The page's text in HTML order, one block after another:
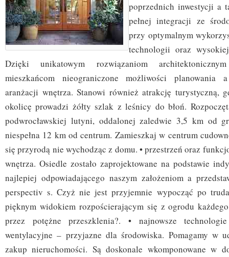
poprzednich inwestycji a
pełnej integracji ze
przy optymalnym
technologii oraz
Dzięki unikatowym rozwiązaniom
mieszkańcom nieograniczone możliwości planowania
aranżacji wnętrza. Stanowi również atrakcję turystyczną,
okolicę prowadzi żółty szlak z leśnicy do błoń.
podwrocławskiej lutyni, oddalonej zaledwie 3,5 km od
niespełna 12 km od centrum. Zamieszkaj w centrum
się przyrodą nie wychodząc z domu. • przestrzeń oraz
wnętrza. Osiedle zostało zaprojektowane na podstawie
najlepiej odpowiadającego naszym założeniom a
perspectiv s. Czyż nie jest przyjemnie wypocząć po
pięknym widokiem rozpościerającym się z ogrodu
przez potężne przeszklenia?. • najnowsze
wentylacyjne – przyjazne dla środowiska. Pomagamy w
zakup nieruchomości. Są doskonale wkomponowane w